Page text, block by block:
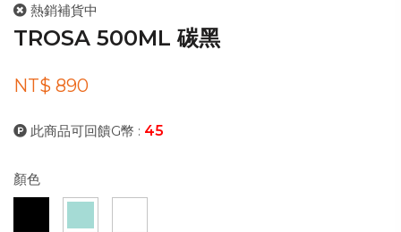
熱銷補貨中
TROSA 500ML 碳黑
NT$ 890
此商品可回饋G幣 : 45
顏色